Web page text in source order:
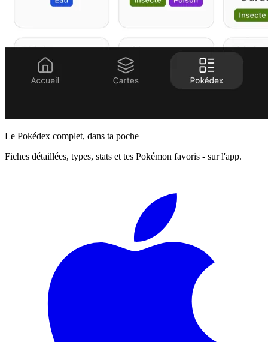
Le Pokédex complet, dans ta poche
Fiches détaillées, types, stats et tes Pokémon favoris - sur l'app.